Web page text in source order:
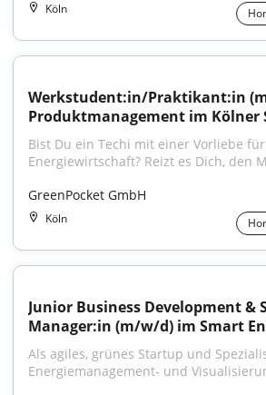
Köln
Werkstudent:in/Praktikant:in
Produktmanagement im Kölner
Bist Du ein Techi mit einer Vorliebe
Energiewirtschaft? Reizt es Dich, den
GreenPocket GmbH
Köln
Junior Business Development &
Manager:in (m/w/d) im Smart
Als agiles, grünes Startup und
Energiemanagement- und